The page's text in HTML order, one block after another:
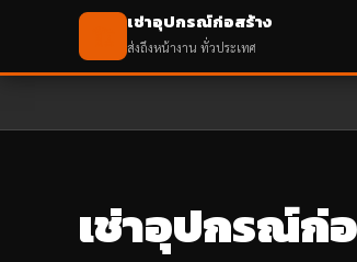
เช่าอุปกรณ์ก่อสร้าง
ส่งถึงหน้างาน ทั่วประเทศ
เช่าอุปกรณ์ก่